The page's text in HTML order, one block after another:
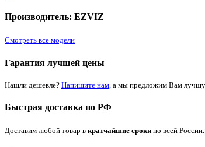
Производитель: EZVIZ
Смотреть все модели
Гарантия лучшей цены
Нашли дешевле? Напишите нам , а мы предложим Вам
Быстрая доставка по РФ
Доставим любой товар в кратчайшие сроки по всей России.